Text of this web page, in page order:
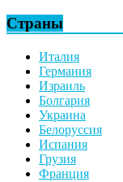
Страны
Италия
Германия
Израиль
Болгария
Украина
Белоруссия
Испания
Грузия
Франция